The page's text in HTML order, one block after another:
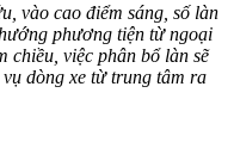
vào cao điểm sáng, số làn
phương tiện từ ngoại
chiều, việc phân bổ làn sẽ
dòng xe từ trung tâm ra